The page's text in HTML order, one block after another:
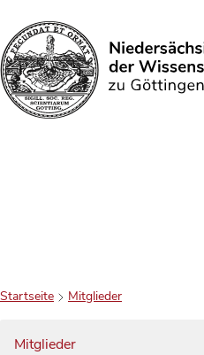
Suchen
Startseite Mitglieder
Mitglieder